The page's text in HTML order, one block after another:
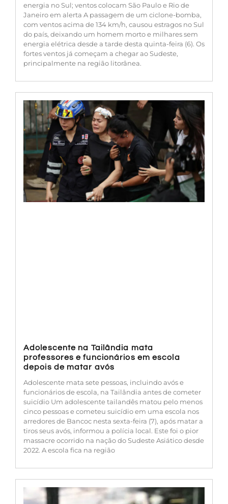
energia no Sul; ventos colocam São Paulo e Rio de
Janeiro em alerta A passagem de um ciclone-bomba,
com ventos acima de 134 km/h, causou estragos no Sul
do país, deixando um homem morto e milhares sem
energia elétrica desde a tarde desta quinta-feira (6). Os
fortes ventos já começam a chegar ao Sudeste,
principalmente na região litorânea.
Adolescente na Tailândia mata
professores e funcionários em escola
depois de matar avós
Adolescente mata sete pessoas, incluindo avós e
funcionários de escola, na Tailândia antes de cometer
suicídio Um adolescente tailandês matou pelo menos
cinco pessoas e cometeu suicídio em uma escola nos
arredores de Bancoc nesta sexta-feira (7), após matar a
tiros seus avós, informou a polícia local. Este foi o pior
massacre ocorrido na nação do Sudeste Asiático desde
2022. A escola fica na região